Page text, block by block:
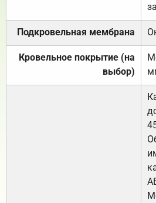
Подкровельная мембрана
Кровельное покрытие (на
выбор)